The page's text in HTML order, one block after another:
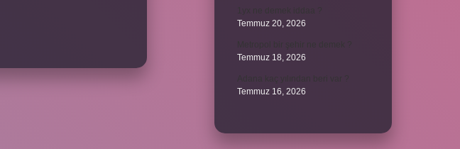
Temmuz 20, 2026
Temmuz 18, 2026
Temmuz 16, 2026